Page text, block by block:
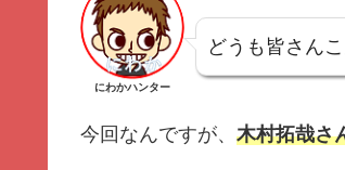
にわかハンター
どうも皆さん
今回なんですが、 木村拓哉さ